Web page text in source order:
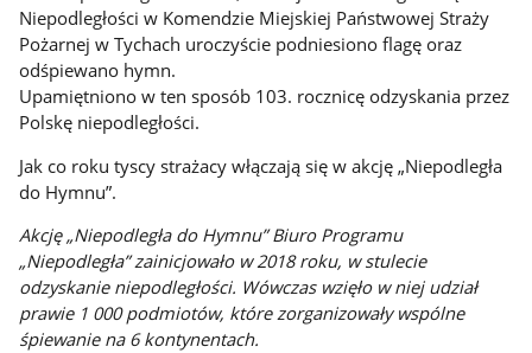
Niepodległości w Komendzie Miejskiej Państwowej Straży
Pożarnej w Tychach uroczyście podniesiono flagę oraz
odśpiewano hymn.
Upamiętniono w ten sposób 103. rocznicę odzyskania przez
Polskę niepodległości.
Jak co roku tyscy strażacy włączają się w akcję „Niepodległa
do Hymnu”.
Akcję „Niepodległa do Hymnu” Biuro Programu
„Niepodległa” zainicjowało w 2018 roku, w stulecie
odzyskanie niepodległości. Wówczas wzięło w niej udział
prawie 1 000 podmiotów, które zorganizowały wspólne
śpiewanie na 6 kontynentach.